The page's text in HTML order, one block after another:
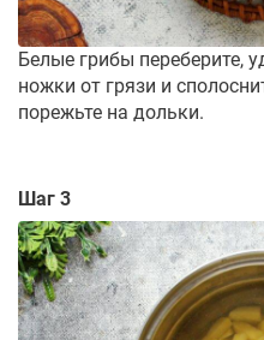
Белые грибы переберите,
ножки от грязи и
порежьте на дольки.
Шаг 3